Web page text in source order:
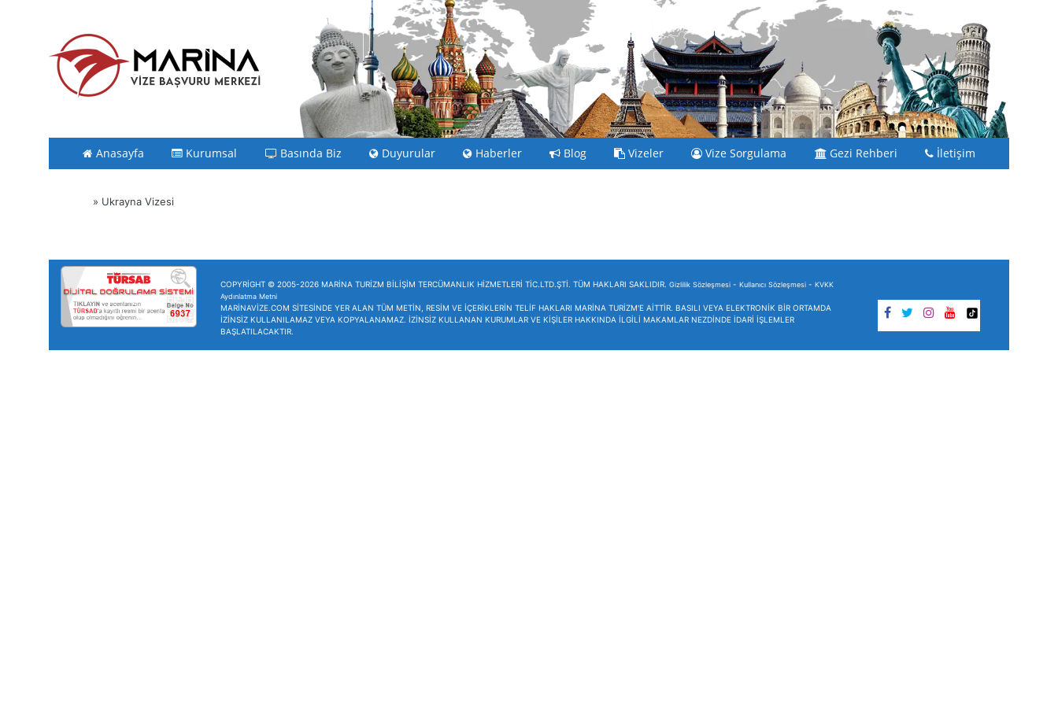
Anasayfa Kurumsal Basında Biz Duyurular Haberler Blog Vizeler Vize Sorgulama Gezi Rehberi İletişim
» Ukrayna Vizesi
COPYRİGHT © 2005-2026 MARİNA TURİZM BİLİŞİM TERCÜMANLIK HİZMETLERİ TİC.LTD.ŞTİ. TÜM HAKLARI SAKLIDIR.Gizlilik Sözleşmesi -Kullanıcı Sözleşmesi -KVKK
Aydınlatma Metni
MARİNAVİZE.COM SİTESİNDE YER ALAN TÜM METİN, RESİM VE İÇERİKLERİN TELİF HAKLARI MARİNA TURİZM'E AİTTİR. BASILI VEYA ELEKTRONİK BİR ORTAMDA
İZİNSİZ KULLANILAMAZ VEYA KOPYALANAMAZ. İZİNSİZ KULLANAN KURUMLAR VE KİŞİLER HAKKINDA İLGİLİ MAKAMLAR NEZDİNDE İDARİ İŞLEMLER
BAŞLATILACAKTIR.